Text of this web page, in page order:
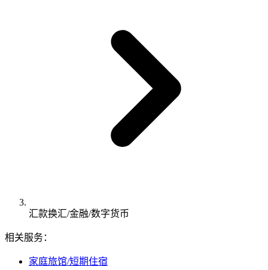
汇款换汇/金融/数字货币
相关服务：
家庭旅馆/短期住宿